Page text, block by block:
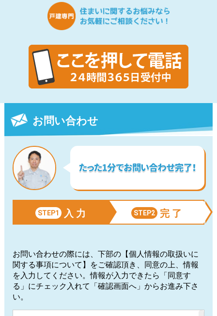
お問い合わせ
STEP1 入 力 STEP2 完 了
お問い合わせの際には、下部の【個人情報の取扱いに
関する事項について】をご確認頂き、同意の上、情報
を入力してください。情報が入力できたら「同意す
る」にチェック入れて「確認画面へ」からお進み下さ
い。